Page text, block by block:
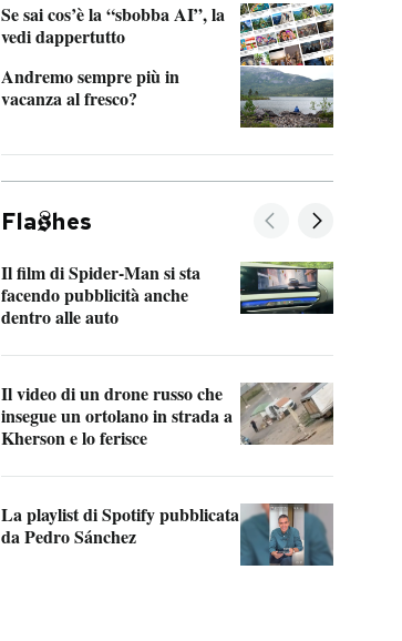
Se sai cos’è la “sbobba AI”, la
vedi dappertutto
Andremo sempre più in
vacanza al fresco?
Fla hes
Il film di Spider-Man si sta
facendo pubblicità anche
dentro alle auto
Il video di un drone russo che
insegue un ortolano in strada a
Kherson e lo ferisce
La playlist di Spotify pubblicata
da Pedro Sánchez